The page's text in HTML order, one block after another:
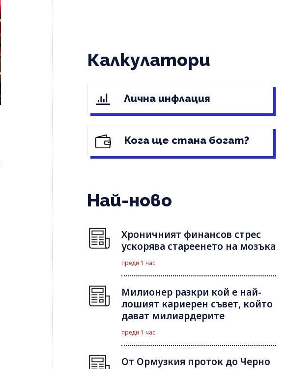
Калкулатори
Лична инфлация
Кога ще стана богат?
Най-ново
Хроничният финансов стрес
ускорява стареенето на мозъка
преди 1 час
Милионер разкри кой е най-
лошият кариерен съвет, който
дават милиардерите
преди 1 час
От Ормузкия проток до Черно